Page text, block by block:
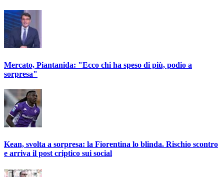
Mercato, Piantanida: "Ecco chi ha speso di più, podio a
sorpresa"
Kean, svolta a sorpresa: la Fiorentina lo blinda. Rischio scontro
e arriva il post criptico sui social